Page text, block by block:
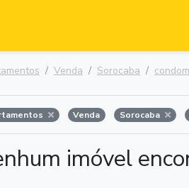
Venda Sorocaba
Venda Sorocaba
imóvel